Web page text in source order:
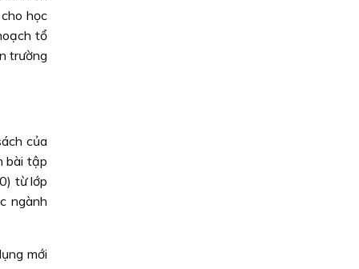
học
tổ
trường
của
bài tập
từ lớp
ngành
mới